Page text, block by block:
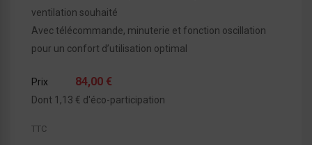
ventilation souhaité
Avec télécommande, minuterie et fonction oscillation
pour un confort d’utilisation optimal
Prix 84,00 €
Dont 1,13 € d'éco-participation
TTC